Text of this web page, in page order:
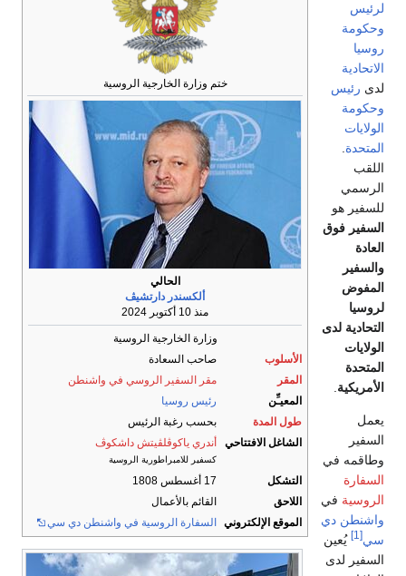
ختم وزارة الخارجية الروسية
الحالي
ألكسندر دارتشيڤ
منذ 10 أكتوبر 2024
وزارة الخارجية الروسية
الأسلوب
صاحب السعادة
المقر
مقر السفير الروسي في واشنطن
المعيـِّن
رئيس روسيا
طول المدة
بحسب رغبة الرئيس
الشاغل الافتتاحي
أندري ياكوڤلڤيتش داشكوڤ
كسفير للامبراطورية الروسية
التشكل
17 أغسطس 1808
اللاحق
القائم بالأعمال
الموقع الإلكتروني
السفارة الروسية في واشنطن دي سي
لرئيس
وحكومة
روسيا
الاتحادية
لدى رئيس
وحكومة
الولايات
المتحدة.
اللقب
الرسمي
للسفير هو
السفير فوق
العادة
والسفير
المفوض
لروسيا
التحادية لدى
الولايات
المتحدة
الأمريكية.
يعمل
السفير
وطاقمه في
السفارة
الروسيةفي
واشنطن دي
سي
يُعين
السفير لدى